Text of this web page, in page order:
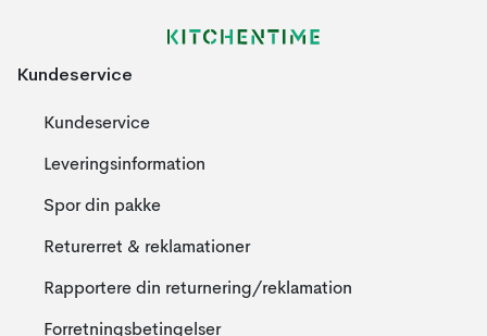
Kundeservice
Kundeservice
Leveringsinformation
Spor din pakke
Returerret & reklamationer
Rapportere din returnering/reklamation
Forretningsbetingelser